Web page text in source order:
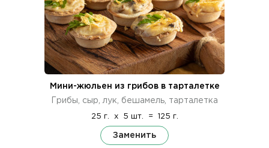
Мини-жюльен из грибов в тарталетке
Грибы, сыр, лук, бешамель, тарталетка
25 г. x 5 шт. = 125 г.
Заменить